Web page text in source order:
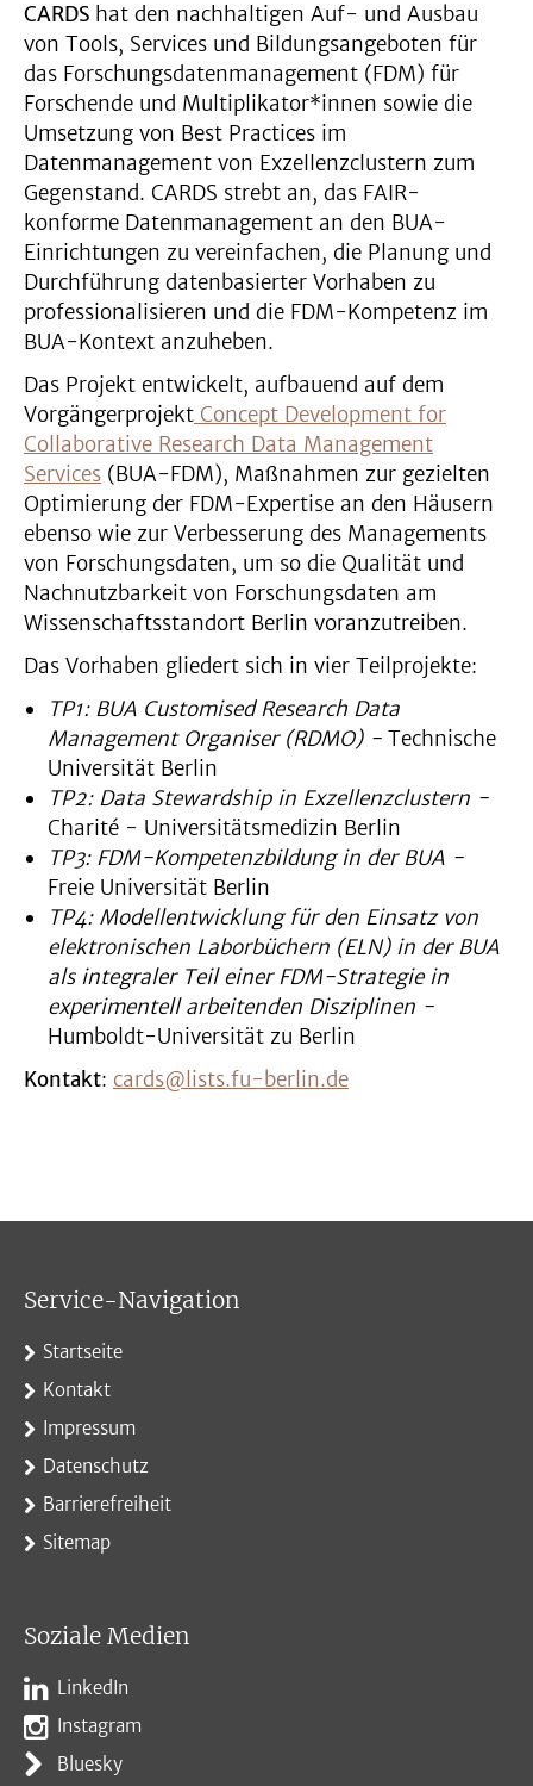
CARDS hat den nachhaltigen Auf- und Ausbau
von Tools, Services und Bildungsangeboten für
das Forschungsdatenmanagement (FDM) für
Forschende und Multiplikator*innen sowie die
Umsetzung von Best Practices im
Datenmanagement von Exzellenzclustern zum
Gegenstand. CARDS strebt an, das FAIR-
konforme Datenmanagement an den BUA-
Einrichtungen zu vereinfachen, die Planung und
Durchführung datenbasierter Vorhaben zu
professionalisieren und die FDM-Kompetenz im
BUA-Kontext anzuheben.
Das Projekt entwickelt, aufbauend auf dem
Vorgängerprojekt Concept Development for
Collaborative Research Data Management
Services (BUA-FDM), Maßnahmen zur gezielten
Optimierung der FDM-Expertise an den Häusern
ebenso wie zur Verbesserung des Managements
von Forschungsdaten, um so die Qualität und
Nachnutzbarkeit von Forschungsdaten am
Wissenschaftsstandort Berlin voranzutreiben.
Das Vorhaben gliedert sich in vier Teilprojekte:
TP1: BUA Customised Research Data
Management Organiser (RDMO) - Technische
Universität Berlin
TP2: Data Stewardship in Exzellenzclustern -
Charité - Universitätsmedizin Berlin
TP3: FDM-Kompetenzbildung in der BUA -
Freie Universität Berlin
TP4: Modellentwicklung für den Einsatz von
elektronischen Laborbüchern (ELN) in der BUA
als integraler Teil einer FDM-Strategie in
experimentell arbeitenden Disziplinen -
Humboldt-Universität zu Berlin
Kontakt: cards@lists.fu-berlin.de
Service-Navigation
Startseite
Kontakt
Impressum
Datenschutz
Barrierefreiheit
Sitemap
Soziale Medien
LinkedIn
Instagram
Bluesky